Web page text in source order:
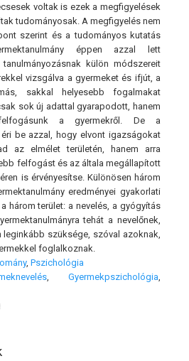
voltak is ezek a megfigyelések
tudományosak. A megfigyelés nem
szerint és a tudományos kutatás
éppen azzal lett
külön módszereit
vizsgálva a gyermeket és ifjút, a
sakkal helyesebb fogalmakat
sok új adattal gyarapodott, hanem
a gyermekről. De a
be azzal, hogy elvont igazságokat
az elmélet területén, hanem arra
felfogást és az általa megállapított
is érvényesítse. Különösen három
eredményei gyakorlati
három terület: a nevelés, a gyógyítás
tehát a nevelőnek,
szüksége, szóval azoknak,
foglalkoznak.
, Pszichológia
, Gyermekpszichológia